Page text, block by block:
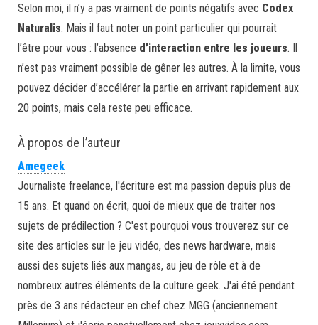
Selon moi, il n’y a pas vraiment de points négatifs avec Codex
Naturalis. Mais il faut noter un point particulier qui pourrait
l’être pour vous : l’absence d’interaction entre les joueurs. Il
n’est pas vraiment possible de gêner les autres. À la limite, vous
pouvez décider d’accélérer la partie en arrivant rapidement aux
20 points, mais cela reste peu efficace.
À propos de l’auteur
Amegeek
Journaliste freelance, l'écriture est ma passion depuis plus de
15 ans. Et quand on écrit, quoi de mieux que de traiter nos
sujets de prédilection ? C'est pourquoi vous trouverez sur ce
site des articles sur le jeu vidéo, des news hardware, mais
aussi des sujets liés aux mangas, au jeu de rôle et à de
nombreux autres éléments de la culture geek. J'ai été pendant
près de 3 ans rédacteur en chef chez MGG (anciennement